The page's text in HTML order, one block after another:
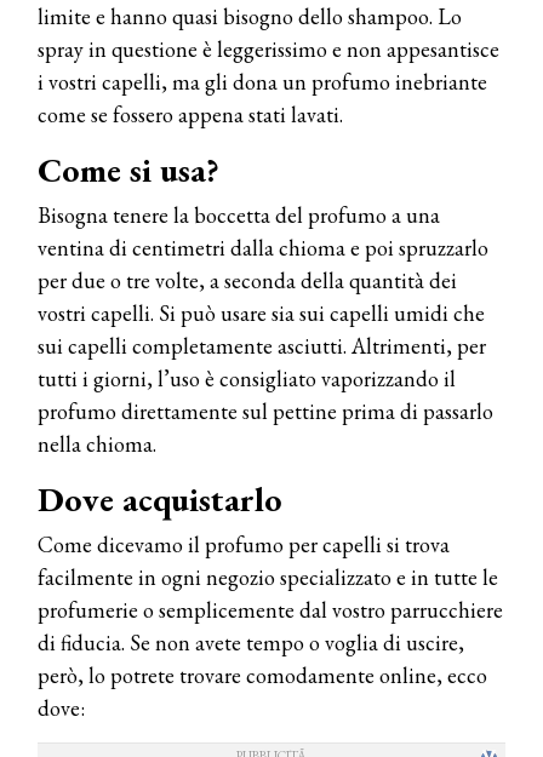
limite e hanno quasi bisogno dello shampoo. Lo
spray in questione è leggerissimo e non appesantisce
i vostri capelli, ma gli dona un profumo inebriante
come se fossero appena stati lavati.
Come si usa?
Bisogna tenere la boccetta del profumo a una
ventina di centimetri dalla chioma e poi spruzzarlo
per due o tre volte, a seconda della quantità dei
vostri capelli. Si può usare sia sui capelli umidi che
sui capelli completamente asciutti. Altrimenti, per
tutti i giorni, l’uso è consigliato vaporizzando il
profumo direttamente sul pettine prima di passarlo
nella chioma.
Dove acquistarlo
Come dicevamo il profumo per capelli si trova
facilmente in ogni negozio specializzato e in tutte le
profumerie o semplicemente dal vostro parrucchiere
di fiducia. Se non avete tempo o voglia di uscire,
però, lo potrete trovare comodamente online, ecco
dove: